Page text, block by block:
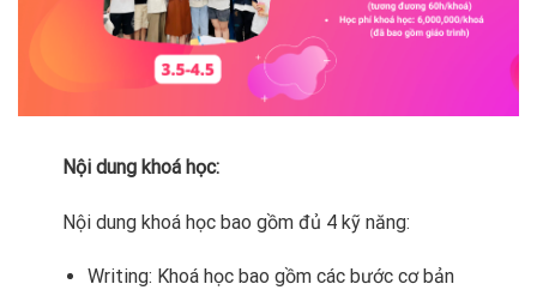
Nội dung khoá học:
Nội dung khoá học bao gồm đủ 4 kỹ năng:
Writing: Khoá học bao gồm các bước cơ bản